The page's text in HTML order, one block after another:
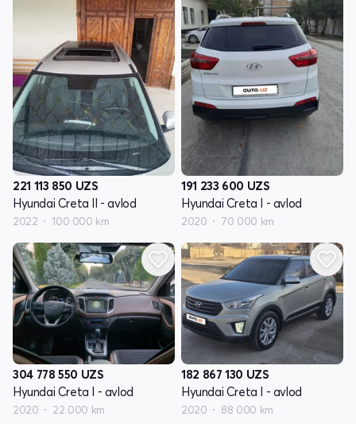
221 113 850 UZS
Hyundai Creta II - avlod
2022 100 000 km
191 233 600 UZS
Hyundai Creta I - avlod
2020 70 000 km
304 778 550 UZS
Hyundai Creta I - avlod
2020 22 000 km
182 867 130 UZS
Hyundai Creta I - avlod
2020 88 000 km